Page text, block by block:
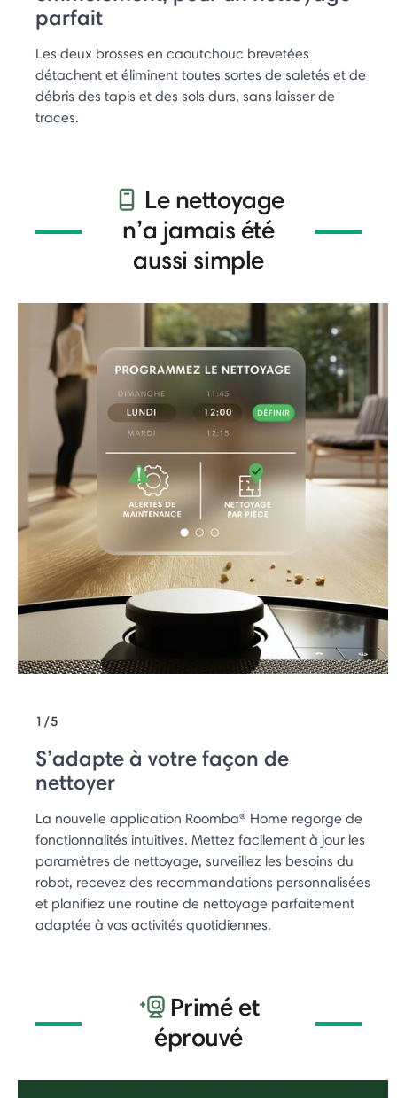
parfait
Les deux brosses en caoutchouc brevetées
détachent et éliminent toutes sortes de saletés et de
débris des tapis et des sols durs, sans laisser de
traces.
Le nettoyage
n’a jamais été
aussi simple
1/5
S’adapte à votre façon de
nettoyer
La nouvelle application Roomba® Home regorge de
fonctionnalités intuitives. Mettez facilement à jour les
paramètres de nettoyage, surveillez les besoins du
robot, recevez des recommandations personnalisées
et planifiez une routine de nettoyage parfaitement
adaptée à vos activités quotidiennes.
Primé et
éprouvé